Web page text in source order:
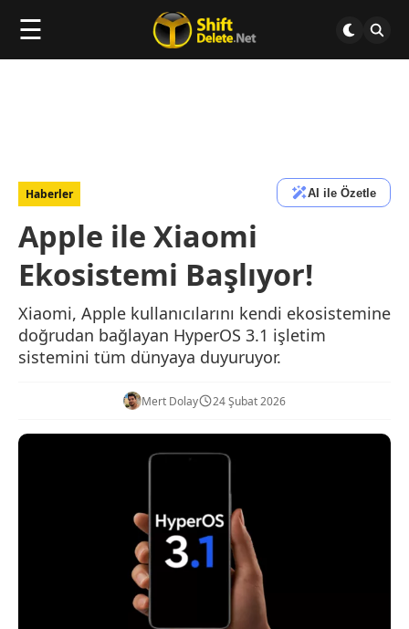
☰
Haberler AI ile Özetle
Apple ile Xiaomi
Ekosistemi Başlıyor!
Xiaomi, Apple kullanıcılarını kendi ekosistemine
doğrudan bağlayan HyperOS 3.1 işletim
sistemini tüm dünyaya duyuruyor.
Mert Dolay 24 Şubat 2026